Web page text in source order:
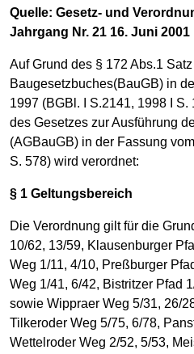
Quelle: Gesetz- und
Jahrgang Nr. 21 16. Juni 2001
Auf Grund des § 172 Abs.1
Baugesetzbuches(BauGB) in
1997 (BGBl. I S.2141, 1998 I
des Gesetzes zur Ausführung
(AGBauGB) in der Fassung
S. 578) wird verordnet:
§ 1 Geltungsbereich
Die Verordnung gilt für die
10/62, 13/59, Klausenburger
Weg 1/11, 4/10, Preßburger
Weg 1/41, 6/42, Bistritzer Pfad
sowie Wippraer Weg 5/31, 26/
Tilkeroder Weg 5/75, 6/78,
Wettelroder Weg 2/52, 5/53,